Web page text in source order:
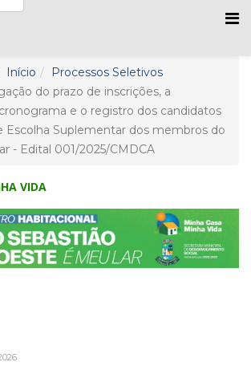
Início
Processos Seletivos
do prazo de inscrições, a
e o registro dos candidatos
Escolha Suplementar dos membros do
- Edital 001/2025/CMDCA
VIDA